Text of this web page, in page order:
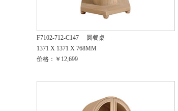
F7102-712-C147
圆餐桌
1371 X 1371 X 768MM
价格：￥12,699